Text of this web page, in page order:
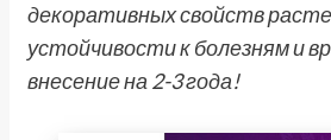
декоративных свойств
устойчивости к болезням и
внесение на 2-3 года!